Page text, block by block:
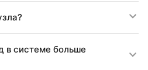
в системе больше